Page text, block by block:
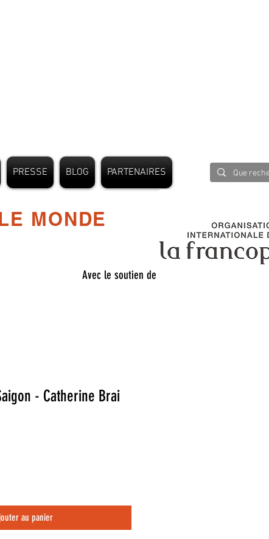
PRESSE BLOG PARTENAIRES
MONDE
Avec le soutien de
- Catherine Brai
au panier